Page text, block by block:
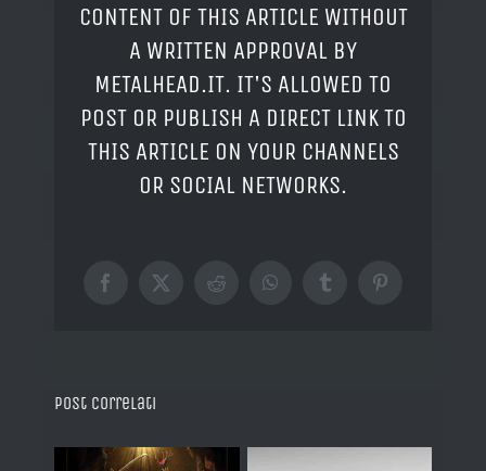
CONTENT OF THIS ARTICLE WITHOUT
A WRITTEN APPROVAL BY
METALHEAD.IT. IT'S ALLOWED TO
POST OR PUBLISH A DIRECT LINK TO
THIS ARTICLE ON YOUR CHANNELS
OR SOCIAL NETWORKS.
Facebook
X RedditWhatsAppTumblrPinterest
Post correlati